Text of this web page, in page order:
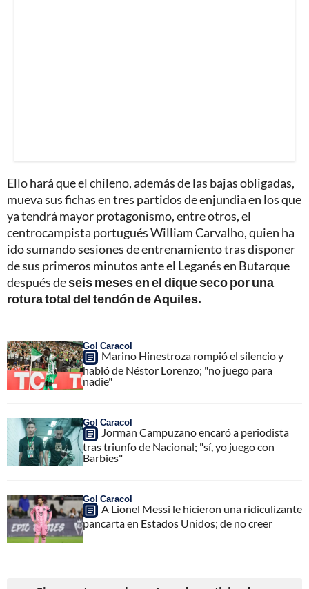
Ello hará que el chileno, además de las bajas obligadas,
mueva sus fichas en tres partidos de enjundia en los que
ya tendrá mayor protagonismo, entre otros, el
centrocampista portugués William Carvalho, quien ha
ido sumando sesiones de entrenamiento tras disponer
de sus primeros minutos ante el Leganés en Butarque
después deseis meses en el dique seco por una
rotura total del tendón de Aquiles.
Gol Caracol
Marino Hinestroza rompió el silencio y
habló de Néstor Lorenzo; "no juego para
nadie"
Gol Caracol
Jorman Campuzano encaró a periodista
tras triunfo de Nacional; "sí, yo juego con
Barbies"
Gol Caracol
A Lionel Messi le hicieron una ridiculizante
pancarta en Estados Unidos; de no creer